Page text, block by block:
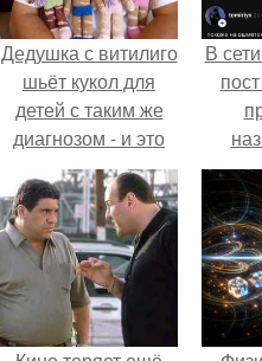
Дедушка с витилиго
шьёт кукол для
детей с таким же
диагнозом - и это
трогает до слёз.
В